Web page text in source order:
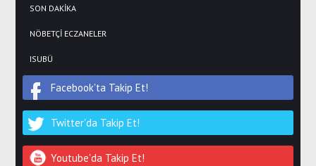
SON DAKİKA
NÖBETÇİ ECZANELER
ISUBÜ
Facebook'ta Takip Et!
Twitter'da Takip Et!
Youtube'da Takip Et!